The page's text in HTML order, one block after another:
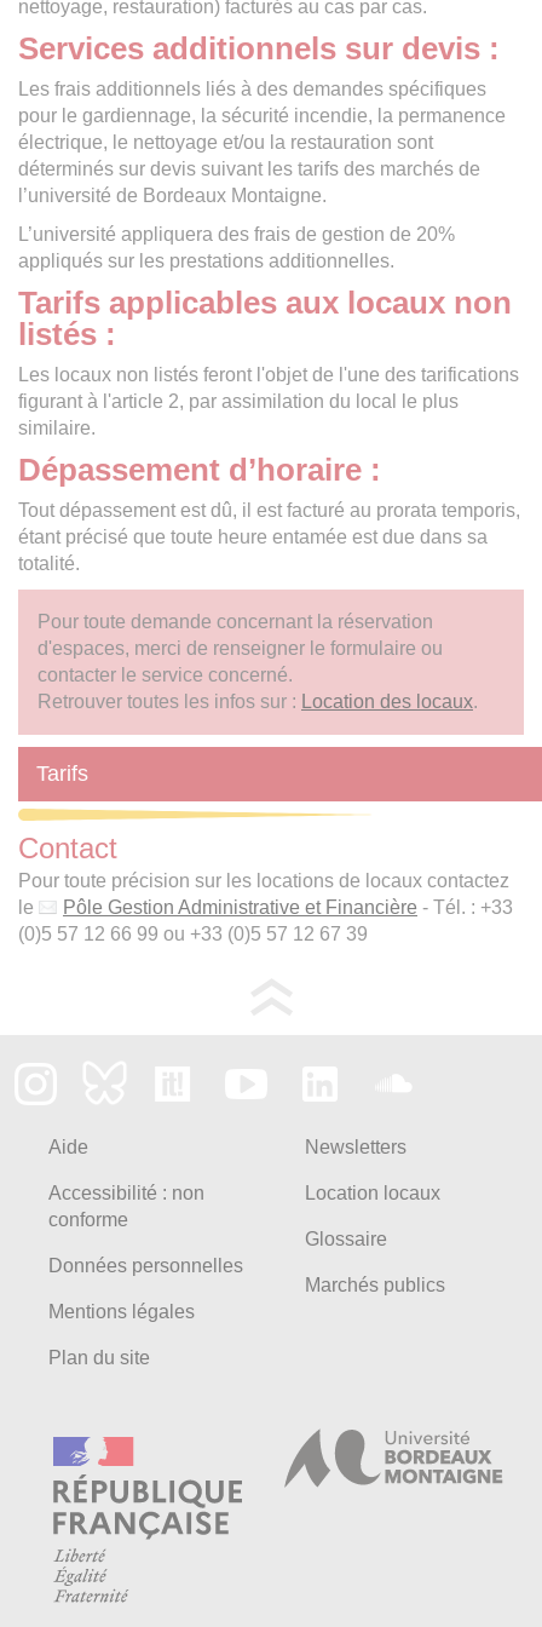
nettoyage, restauration) facturés au cas par cas.
Services additionnels sur devis :
Les frais additionnels liés à des demandes spécifiques
pour le gardiennage, la sécurité incendie, la permanence
électrique, le nettoyage et/ou la restauration sont
déterminés sur devis suivant les tarifs des marchés de
l’université de Bordeaux Montaigne.
L’université appliquera des frais de gestion de 20%
appliqués sur les prestations additionnelles.
Tarifs applicables aux locaux non
listés :
Les locaux non listés feront l'objet de l'une des tarifications
figurant à l'article 2, par assimilation du local le plus
similaire.
Dépassement d’horaire :
Tout dépassement est dû, il est facturé au prorata temporis,
étant précisé que toute heure entamée est due dans sa
totalité.
Pour toute demande concernant la réservation
d'espaces, merci de renseigner le formulaire ou
contacter le service concerné.
Retrouver toutes les infos sur : Location des locaux.
Tarifs
Contact
Pour toute précision sur les locations de locaux contactez
le
Pôle Gestion Administrative et Financière - Tél. : +33
(0)5 57 12 66 99 ou +33 (0)5 57 12 67 39
Aide
Accessibilité : non
conforme
Données personnelles
Mentions légales
Plan du site
Newsletters
Location locaux
Glossaire
Marchés publics